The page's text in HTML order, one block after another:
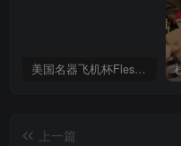
美国名器飞机杯Fleshlight 【Quickshot-Vantage 双头飞机杯】完全评测
上一篇